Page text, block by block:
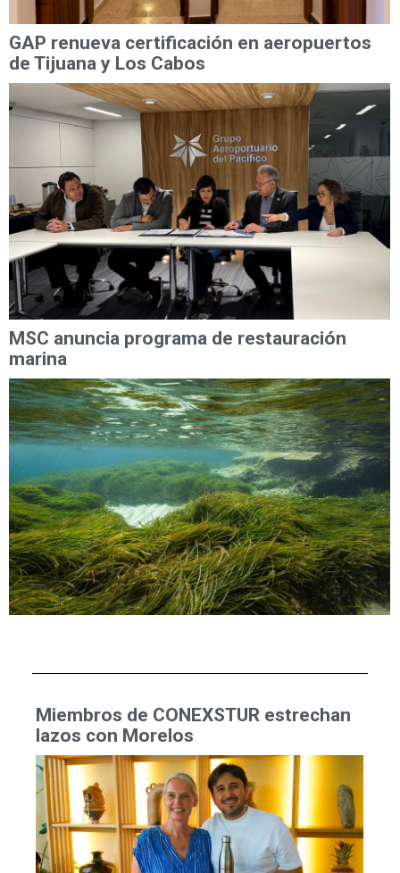
GAP renueva certificación en aeropuertos
de Tijuana y Los Cabos
MSC anuncia programa de restauración
marina
Miembros de CONEXSTUR estrechan
lazos con Morelos